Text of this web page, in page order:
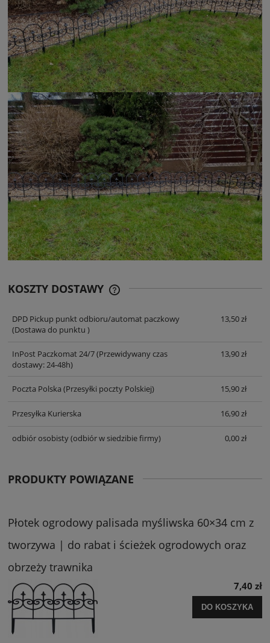
KOSZTY DOSTAWY
DPD Pickup punkt odbioru/automat paczkowy
(Dostawa do punktu )
13,50 zł
InPost Paczkomat 24/7(Przewidywany czas
dostawy: 24-48h)
13,90 zł
Poczta Polska (Przesyłki poczty Polskiej) 15,90 zł
Przesyłka Kurierska 16,90 zł
odbiór osobisty(odbiór w siedzibie firmy) 0,00 zł
PRODUKTY POWIĄZANE
Płotek ogrodowy palisada myśliwska 60×34 cm z
tworzywa | do rabat i ścieżek ogrodowych oraz
obrzeży trawnika
7,40 zł
DO KOSZYKA